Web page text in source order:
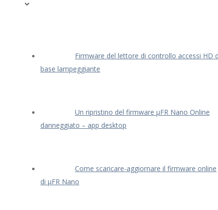
Firmware del lettore di controllo accessi HD
base lampeggiante
Un ripristino del firmware μFR Nano Online
danneggiato – app desktop
Come scaricare-aggiornare il firmware online
di μFR Nano